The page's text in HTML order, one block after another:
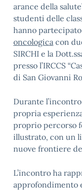
arance della
studenti delle
hanno
oncologica con
SIRCHI e la
presso l’IRCCS
di San Giovanni
Durante
propria
proprio percorso
illustrato, con un
nuove frontiere
L’incontro ha
approfondimento